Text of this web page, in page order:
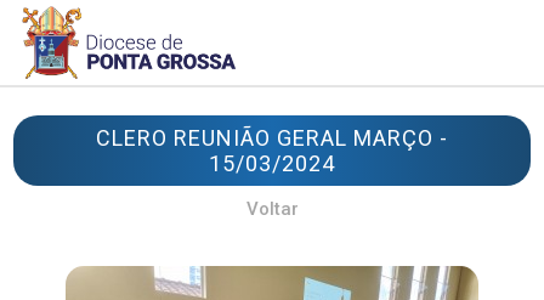
CLERO REUNIÃO GERAL MARÇO -
15/03/2024
Voltar